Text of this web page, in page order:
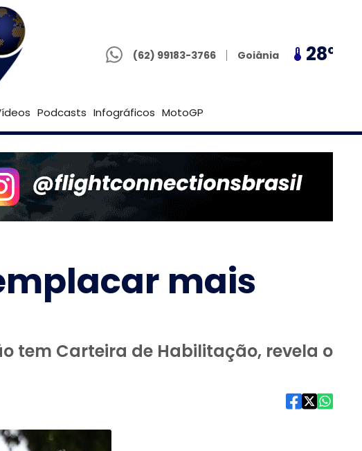
(62) 99183-3766
Goiânia 28º Brasília 25º
Podcasts Infográficos MotoGP
mais
tem Carteira de Habilitação, revela o